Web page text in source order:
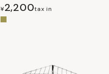
¥2,200tax in